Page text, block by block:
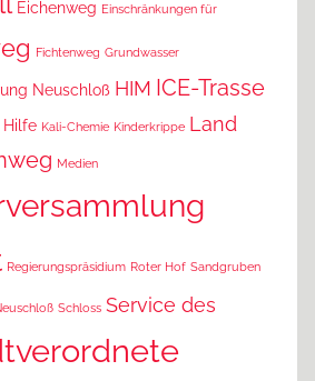
Eichenweg Einschränkungen für
Fichtenweg Grundwasser
Neuschloß HIM ICE-Trasse
Hilfe Kali-Chemie Kinderkrippe Land
Medien
Regierungspräsidium Roter Hof Sandgruben
Schloss Service des